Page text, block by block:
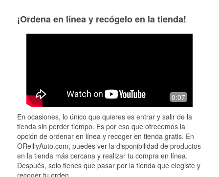
¡Ordena en línea y recógelo en la tienda!
0:07
En ocasiones, lo único que quieres es entrar y salir de la
tienda sin perder tiempo. Es por eso que ofrecemos la
opción de ordenar en línea y recoger en tienda gratis. En
OReillyAuto.com, puedes ver la disponibilidad de productos
en la tienda más cercana y realizar tu compra en línea.
Después, solo tienes que pasar por la tienda que elegiste y
recoger tu orden.